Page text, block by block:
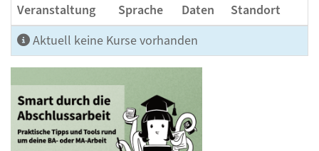
Veranstaltung Sprache Daten
Standort
Aktuell keine Kurse vorhanden